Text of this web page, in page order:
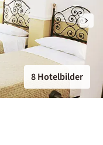
8 Hotelbilder